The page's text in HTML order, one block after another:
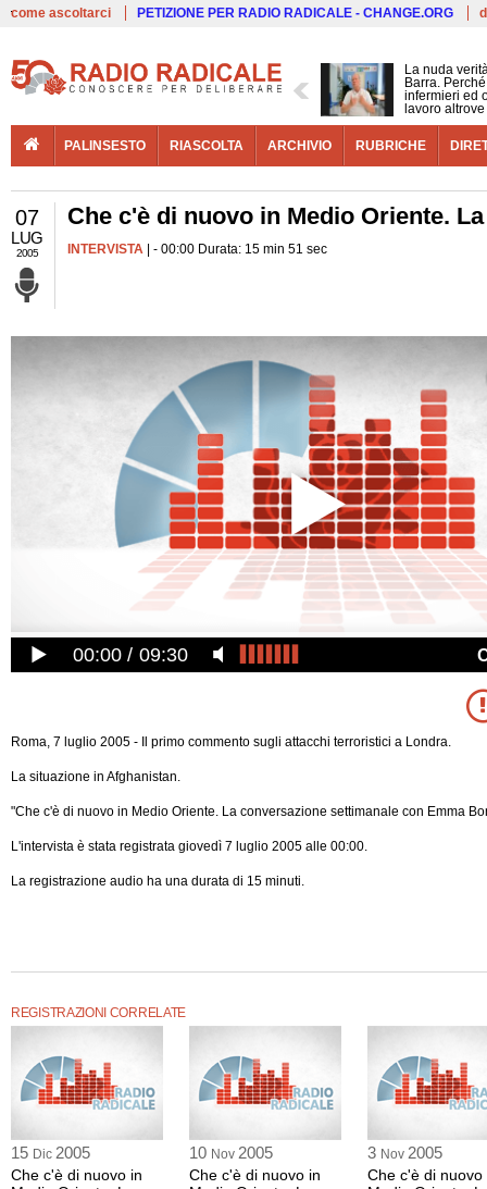
come ascoltarci PETIZIONE PER RADIO RADICALE - CHANGE.ORG
La nuda
Barra.
infermieri ed
lavoro altrove
PALINSESTO RIASCOLTA ARCHIVIO RUBRICHE
07
LUG
2005
Che c'è di nuovo in Medio Oriente.
INTERVISTA | - 00:00 Durata: 15 min 51 sec
00:00 09:30
Roma, 7 luglio 2005 - Il primo commento sugli attacchi terroristici a Londra.
La situazione in Afghanistan.
"Che c'è di nuovo in Medio Oriente. La conversazione settimanale con Emma
L'intervista è stata registrata giovedì 7 luglio 2005 alle 00:00.
La registrazione audio ha una durata di 15 minuti.
REGISTRAZIONI CORRELATE
15 Dic 2005
Che c'è di nuovo in
10 Nov 2005
Che c'è di nuovo in
3 Nov 2005
Che c'è di nuovo